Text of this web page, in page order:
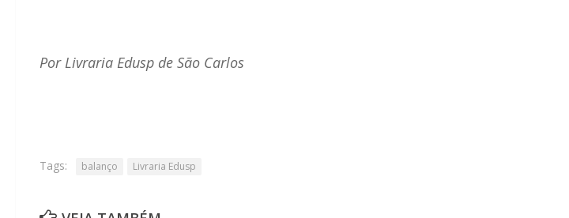
Por Livraria Edusp de São Carlos
Tags: balanço Livraria Edusp